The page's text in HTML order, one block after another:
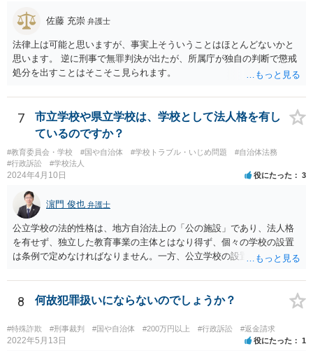
佐藤 充崇 弁護士
法律上は可能と思いますが、事実上そういうことはほとんどないかと
思います。 逆に刑事で無罪判決が出たが、所属庁が独自の判断で懲戒
処分を出すことはそこそこ見られます。
7
市立学校や県立学校は、学校として法人格を有し
ているのですか？
#教育委員会・学校 #国や自治体 #学校トラブル・いじめ問題
#自治体法務
#行政訴訟
#学校法人
2024年4月10日 役にたった 3
濵門 俊也 弁護士
公立学校の法的性格は、地方自治法上の「公の施設」であり、法人格
を有せず、独立した教育事業の主体とはなり得ず、個々の学校の設置
は条例で定めなければなりません。一方、公立学校の設置者である地
利義務の主体となる法人格を有し、教育事業の主体となっています。
ちなみに、公立学校は教育行政組織上の取扱いとしては「教育機関」
であり、校舎・校地等は地方自治法上「行政財産」とされています。
8 何故犯罪扱いにならないのでしょうか？
#特殊詐欺 #刑事裁判 #国や自治体 #200万円以上 #行政訴訟 #返金請求
2022年5月13日 役にたった 1